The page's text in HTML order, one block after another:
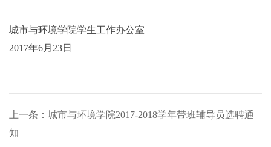
城市与环境学院学生工作办公室
2017年6月23日
上一条：城市与环境学院2017-2018学年带班辅导员选聘通
知